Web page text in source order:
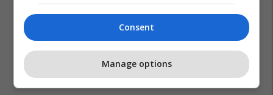
Rusia Ukraina Kriza Në Ukrainë Video
Irani
Lufta Në Iran
Consent
Manage options